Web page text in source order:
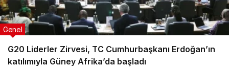
G20 Liderler Zirvesi, TC Cumhurbaşkanı Erdoğan’ın
katılımıyla Güney Afrika’da başladı
Genel